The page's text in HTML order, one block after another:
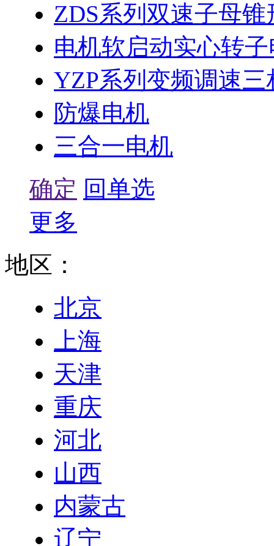
ZDS系列双速子母锥
电机软启动实心转
YZP系列变频调速
防爆电机
三合一电机
确定 回单选
更多
地区：
北京
上海
天津
重庆
河北
山西
内蒙古
辽宁